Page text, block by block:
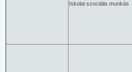
Iskolai szociális munkás